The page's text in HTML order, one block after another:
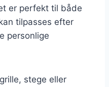
er perfekt til både
tilpasses efter
personlige
stege eller